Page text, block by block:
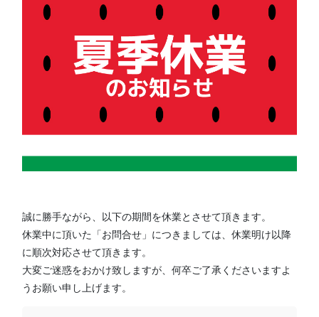
誠に勝手ながら、以下の期間を休業とさせて頂きます。
休業中に頂いた「お問合せ」につきましては、休業明け以降
に順次対応させて頂きます。
大変ご迷惑をおかけ致しますが、何卒ご了承くださいますよ
うお願い申し上げます。